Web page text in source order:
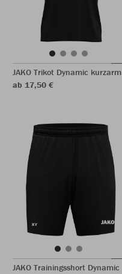
JAKO Trikot Dynamic kurzarm
ab 17,50 €
JAKO Trainingsshort Dynamic